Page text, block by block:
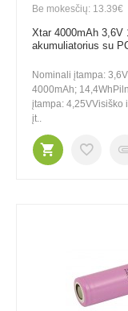
Be mokesčių: 13.39€
Xtar 4000mAh 3,6V
akumuliatorius su
Nominali įtampa:
4000mAh;
įtampa: 4,25VVisiško
įt..